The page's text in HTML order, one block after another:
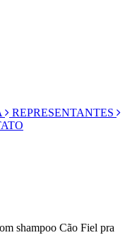
REPRESENTANTES
shampoo Cão Fiel pra